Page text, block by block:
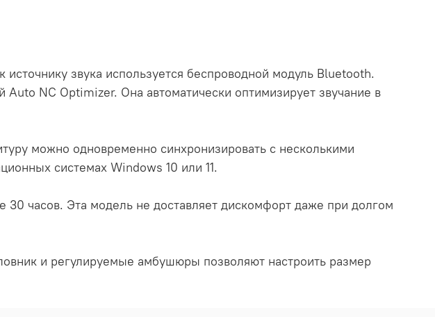
звука используется беспроводной модуль Bluetooth.
NC Optimizer. Она автоматически оптимизирует звучание в
можно одновременно синхронизировать с несколькими
системах Windows 10 или 11.
30 часов. Эта модель не доставляет дискомфорт даже при долгом
и регулируемые амбушюры позволяют настроить размер